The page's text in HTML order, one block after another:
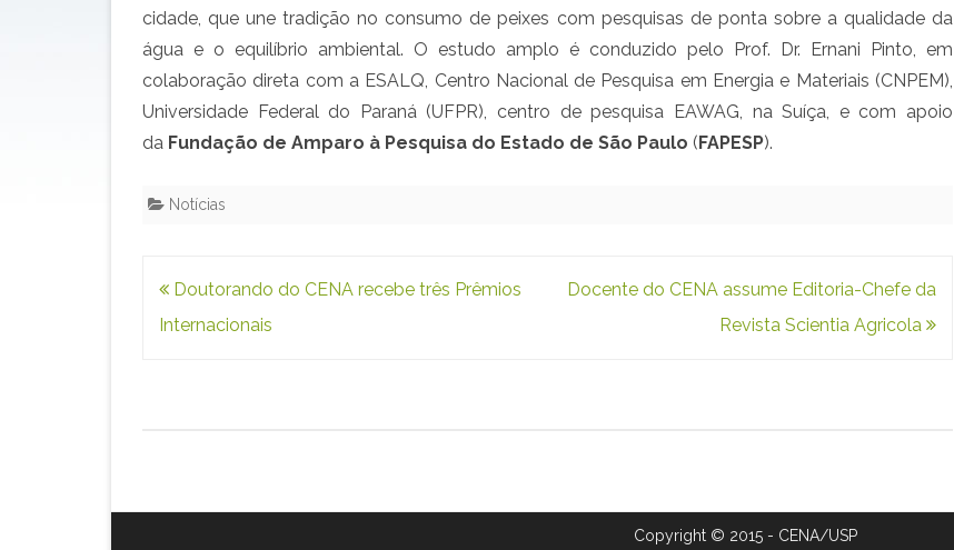
m
e
cidade, que une tradição no consumo de peixes com pesquisas de ponta sobre a qualidade da
água e o equilíbrio ambiental. O estudo amplo é conduzido pelo Prof. Dr. Ernani Pinto, em
colaboração direta com a ESALQ, Centro Nacional de Pesquisa em Energia e Materiais (CNPEM),
Universidade Federal do Paraná (UFPR), centro de pesquisa EAWAG, na Suíça, e com apoio
da Fundação de Amparo à Pesquisa do Estado de São Paulo ( FAPESP).
Notícias
Navegação
de
Doutorando do CENA recebe três Prêmios
Internacionais
Docente do CENA assume Editoria-Chefe da
Revista Scientia Agricola
Copyright © 2015 - CENA/USP